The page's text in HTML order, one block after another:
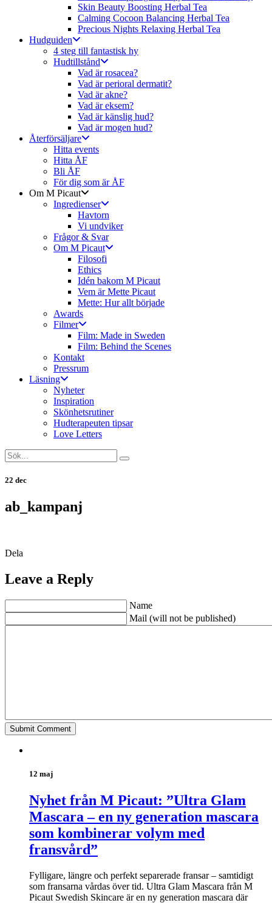
Skin Beauty Boosting Herbal Tea
Calming Cocoon Balancing Herbal Tea
Precious Nights Relaxing Herbal Tea
Hudguiden
4 steg till fantastisk hy
Hudtillstånd
Vad är rosacea?
Vad är perioral dermatit?
Vad är akne?
Vad är eksem?
Vad är känslig hud?
Vad är mogen hud?
Återförsäljare
Hitta events
Hitta ÅF
Bli ÅF
För dig som är ÅF
Om M Picaut
Ingredienser
Havtorn
Vi undviker
Frågor & Svar
Om M Picaut
Filosofi
Ethics
Idén bakom M Picaut
Vem är Mette Picaut
Mette: Hur allt började
Awards
Filmer
Film: Made in Sweden
Film: Behind the Scenes
Kontakt
Pressrum
Läsning
Nyheter
Inspiration
Skönhetsrutiner
Hudterapeuten tipsar
Love Letters
22 dec
ab_kampanj
Dela
Leave a Reply
Name
Mail (will not be published)
12 maj
Nyhet från M Picaut: ”Ultra Glam
Mascara – en ny generation mascara
som kombinerar volym med
fransvård”
Fylligare, längre och perfekt separerade fransar – samtidigt
som fransarna vårdas över tid. Ultra Glam Mascara från M
Picaut Swedish Skincare är en ny generation mascara där